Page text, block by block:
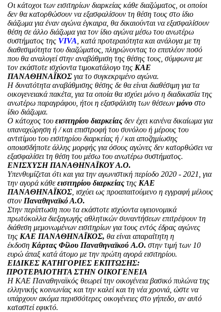
Οι κάτοχοι των εισιτηρίων διαρκείας κάθε διαζώματος, οι οποίοι
δεν θα κατορθώσουν να εξασφαλίσουν τη θέση τους στο ίδιο
διάζωμα για έναν αγώνα έγκαιρα, θα δικαιούνται να εξασφαλίσουν
θέση σε άλλο διάζωμα για τον ίδιο αγώνα μέσω του ανωτέρω
συστήματος της VIVA , κατά προτεραιότητα και ανάλογα με τη
διαθεσιμότητα του διαζώματος, πληρώνοντας το επιπλέον ποσό
που θα αναλογεί στην αναβάθμιση της θέσης τους, σύμφωνα με
τον εκάστοτε ισχύοντα τιμοκατάλογο της ΚΑΕ
ΠΑΝΑΘΗΝΑΪΚΟΣ για το συγκεκριμένο αγώνα.
Η δυνατότητα αναβάθμισης θέσης δε θα είναι διαθέσιμη για τα
οικογενειακά πακέτα, για τα οποία θα ισχύει μόνο η διαδικασία της
ανωτέρω παραγράφου, ήτοι η εξασφάλιση των θέσεων μόνο στο
ίδιο διάζωμα.
Ο κάτοχος του εισιτηρίου διαρκείας δεν έχει κανένα δικαίωμα για
υπαναχώρηση ή / και επιστροφή του συνόλου ή μέρους του
αντιτίμου του εισιτηρίου διαρκείας ή / και αποζημίωσης
οποιασδήποτε άλλης μορφής για όσους αγώνες δεν κατορθώσει να
εξασφαλίσει τη θέση του μέσω του ανωτέρω συστήματος.
ΕΝΙΣΧΥΣΗ ΠΑΝΑΘΗΝΑΪΚΟΥ Α.Ο.
Υπενθυμίζεται ότι και για την αγωνιστική περίοδο 2020 - 2021, για
την αγορά κάθεεισιτηρίου διαρκείας της ΚΑΕ
ΠΑΝΑΘΗΝΑΪΚΟΣ , ισχύει ως προαπαιτούμενο η εγγραφή μέλους
στον Παναθηναϊκό Α.Ο.
Στην περίπτωση που τα εκάστοτε ισχύοντα υγειονομικά
πρωτόκολλα διεξαγωγής αθλητικών συναντήσεων επιτρέψουν τη
διάθεση μεμονωμένων εισιτηρίων για τους εντός έδρας αγώνες
της ΚΑΕ ΠΑΝΑΘΗΝΑΪΚΟΣ, θα είναι απαραίτητη η
έκδοση Κάρτας Φίλου Παναθηναϊκού Α.Ο. στην τιμή των 10
ευρώ άπαξ κατά άτομο με την πρώτη αγορά εισιτηρίου.
ΕΙΔΙΚΕΣ ΚΑΤΗΓΟΡΙΕΣ ΕΚΠΤΩΣΗΣ:
ΠΡΟΤΕΡΑΙΟΤΗΤΑ ΣΤΗΝ ΟΙΚΟΓΕΝΕΙΑ
Η ΚΑΕ Παναθηναϊκός θεωρεί την οικογένεια βασικό πυλώνα της
ελληνικής κοινωνίας και την καλεί και τη νέα χρονιά, ώστε να
υπάρχουν ακόμα περισσότερες οικογένειες στο γήπεδο, αν αυτό
καταστεί εφικτό.